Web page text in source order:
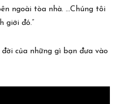
ngoài tòa nhà. …Chúng tôi
giới đó.”
của những gì bạn đưa vào